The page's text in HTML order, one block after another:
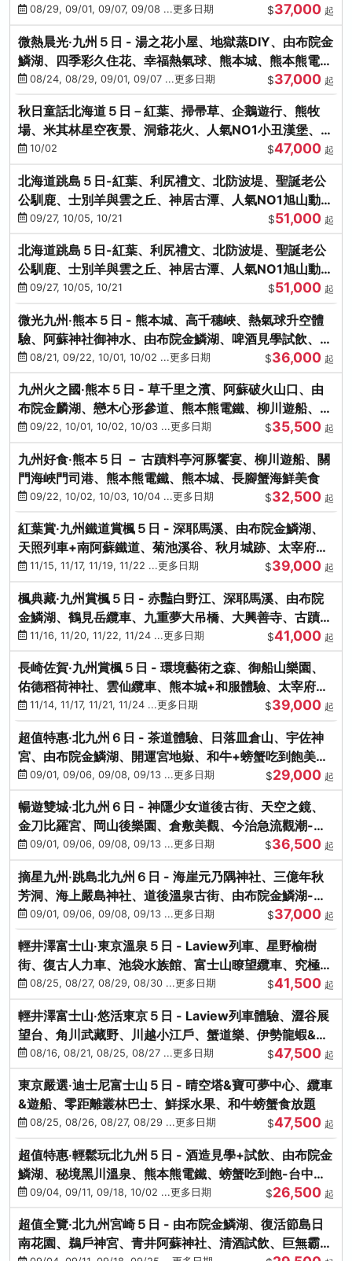
晚宴、鸕鶿捕魚
08/29, 09/01, 09/07, 09/08 ...更多日期 $37,000 起
微熱晨光‧九州５日 - 湯之花小屋、地獄蒸DIY、由布院金
鱗湖、四季彩久住花、幸福熱氣球、熊本城、熊本熊電
鐵、螃蟹吃到飽
08/24, 08/29, 09/01, 09/07 ...更多日期 $37,000 起
秋日童話北海道５日－紅葉、掃帚草、企鵝遊行、熊牧
場、米其林星空夜景、洞爺花火、人氣NO1小丑漢堡、螃
蟹放題(千/函)
10/02 $47,000 起
北海道跳島５日-紅葉、利尻禮文、北防波堤、聖誕老公
公馴鹿、士別羊與雲之丘、神居古潭、人氣NO1旭山動物
園、海膽涮涮鍋
09/27, 10/05, 10/21 $51,000 起
北海道跳島５日-紅葉、利尻禮文、北防波堤、聖誕老公
公馴鹿、士別羊與雲之丘、神居古潭、人氣NO1旭山動物
園、海膽涮涮鍋
09/27, 10/05, 10/21 $51,000 起
微光九州‧熊本５日 - 熊本城、高千穗峽、熱氣球升空體
驗、阿蘇神社御神水、由布院金鱗湖、啤酒見學試飲、豪
華海鮮盛宴
08/21, 09/22, 10/01, 10/02 ...更多日期 $36,000 起
九州火之國‧熊本５日 - 草千里之濱、阿蘇破火山口、由
布院金麟湖、戀木心形參道、熊本熊電鐵、柳川遊船、地
獄蒸DIY
09/22, 10/01, 10/02, 10/03 ...更多日期 $35,500 起
九州好食‧熊本５日 － 古蹟料亭河豚饗宴、柳川遊船、關
門海峽門司港、熊本熊電鐵、熊本城、長腳蟹海鮮美食
09/22, 10/02, 10/03, 10/04 ...更多日期 $32,500 起
紅葉賞‧九州鐵道賞楓５日 - 深耶馬溪、由布院金鱗湖、
天照列車+南阿蘇鐵道、菊池溪谷、秋月城跡、太宰府天
滿宮、竈門神社
11/15, 11/17, 11/19, 11/22 ...更多日期 $39,000 起
楓典藏‧九州賞楓５日 - 赤豔白野江、深耶馬溪、由布院
金鱗湖、鶴見岳纜車、九重夢大吊橋、大興善寺、古蹟河
豚+和牛饗宴
11/16, 11/20, 11/22, 11/24 ...更多日期 $41,000 起
長崎佐賀‧九州賞楓５日 - 環境藝術之森、御船山樂園、
佑德稻荷神社、雲仙纜車、熊本城+和服體驗、太宰府天
滿宮、光明禪寺
11/14, 11/17, 11/21, 11/24 ...更多日期 $39,000 起
超值特惠‧北九州６日 - 茶道體驗、日落皿倉山、宇佐神
宮、由布院金鱗湖、開運宮地嶽、和牛+螃蟹吃到飽美
饌-台中出發
09/01, 09/06, 09/08, 09/13 ...更多日期 $29,000 起
暢遊雙城‧北九州６日 - 神隱少女道後古街、天空之鏡、
金刀比羅宮、岡山後樂園、倉敷美觀、今治急流觀潮-台
中出發
09/01, 09/06, 09/08, 09/13 ...更多日期 $36,500 起
摘星九州‧跳島北九州６日 - 海崖元乃隅神社、三億年秋
芳洞、海上嚴島神社、道後溫泉古街、由布院金鱗湖-台
中出發
09/01, 09/06, 09/08, 09/13 ...更多日期 $37,000 起
輕井澤富士山‧東京溫泉５日 - Laview列車、星野榆樹
街、復古人力車、池袋水族館、富士山瞭望纜車、究極海
鮮食放題
08/25, 08/27, 08/29, 08/30 ...更多日期 $41,500 起
輕井澤富士山‧悠活東京５日 - Laview列車體驗、澀谷展
望台、角川武藏野、川越小江戶、蟹道樂、伊勢龍蝦&海
膽生魚片
08/16, 08/21, 08/25, 08/27 ...更多日期 $47,500 起
東京嚴選‧迪士尼富士山５日 - 晴空塔&寶可夢中心、纜車
&遊船、零距離叢林巴士、鮮採水果、和牛螃蟹食放題
08/25, 08/26, 08/27, 08/29 ...更多日期 $47,500 起
超值特惠‧輕鬆玩北九州５日 - 酒造見學+試飲、由布院金
鱗湖、秘境黑川溫泉、熊本熊電鐵、螃蟹吃到飽-台中出
發09/04, 09/11, 09/18, 10/02 ...更多日期 $26,500 起
超值全覽‧北九州宮崎５日 - 由布院金鱗湖、復活節島日
南花園、鵜戶神宮、青井阿蘇神社、清酒試飲、巨無霸熊